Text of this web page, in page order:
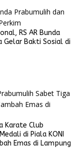
RS AR Bunda
Gelar Bakti Sosial di
Karate Club
di Piala KONI
Emas di Lampung